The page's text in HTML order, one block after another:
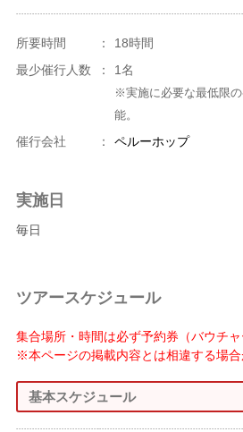
所要時間 ：
18時間
最少催行人数
： 1名
※実施に必要な最低限
能。
催行会社 ： ペルーホップ
実施日
毎日
ツアースケジュール
集合場所・時間は必ず予約券（バウチャ
※本ページの掲載内容とは相違する場合
基本スケジュール